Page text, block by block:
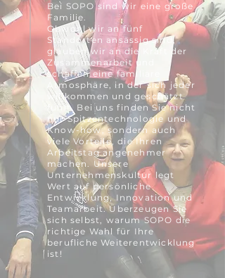
Bei SOPO sind wir eine große
Familie.
Obwohl wir an fünf
Standorten ansässig sind,
glauben wir an die Kraft der
Zusammenarbeit und
schaffen eine familiäre
Atmosphäre, in der sich jeder
willkommen und geschätzt
fühlt. Bei uns finden Sie nicht
nur Spitzentechnologie und
Know-how, sondern auch
viele Vorteile, die Ihren
Arbeitstag angenehmer
machen. Unsere
Unternehmenskultur legt
Wert auf persönliche
Entwicklung, Innovation und
Teamarbeit. Überzeugen Sie
sich selbst, warum SOPO die
richtige Wahl für Ihre
berufliche Weiterentwicklung
ist!